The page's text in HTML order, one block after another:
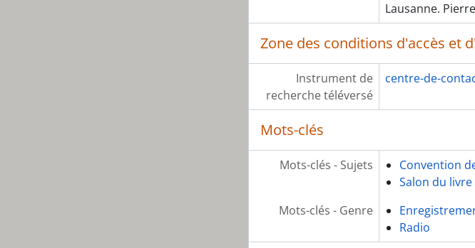
Lausanne.
Zone des conditions d'accès et
Instrument de
recherche téléversé
centre-de-
Mots-clés
Mots-clés - Sujets
Convention
Salon du livre
Mots-clés - Genre
Radio